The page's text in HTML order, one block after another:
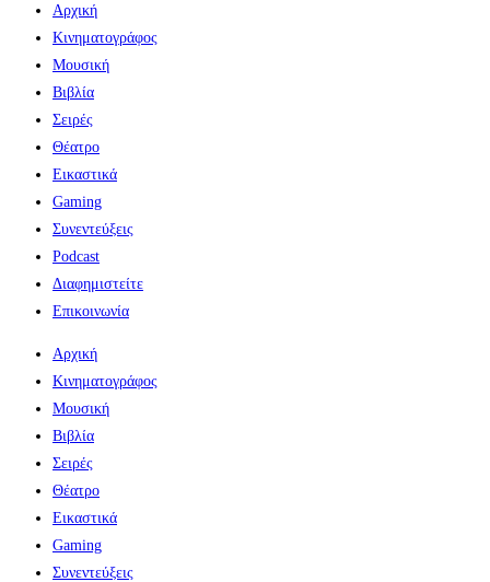
Αρχική
Κινηματογράφος
Μουσική
Βιβλία
Σειρές
Θέατρο
Εικαστικά
Gaming
Συνεντεύξεις
Podcast
Διαφημιστείτε
Επικοινωνία
Αρχική
Κινηματογράφος
Μουσική
Βιβλία
Σειρές
Θέατρο
Εικαστικά
Gaming
Συνεντεύξεις